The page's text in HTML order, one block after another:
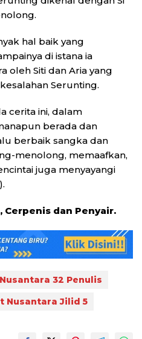
hal baik yang
di istana ia
oleh Siti dan Aria yang
Serunting.
cerita ini, dalam
berada dan
berbaik sangka dan
menolong, memaafkan,
juga menyayangi
Cerpenis dan Penyair.
32 Penulis
Nusantara Jilid 5